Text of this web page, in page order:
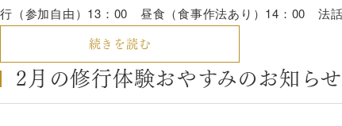
行（参加自由）13：00 昼食（食事作法あり）14：00 法
続きを読む
2月の修行体験おやすみのお知らせ